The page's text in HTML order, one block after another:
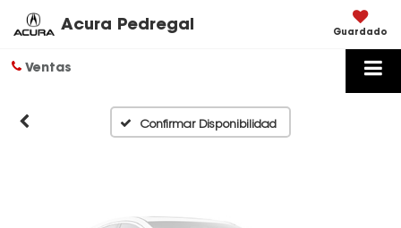
Acura Pedregal Guardado
Ventas
Confirmar Disponibilidad
Disponibles
Por favor, revise luego